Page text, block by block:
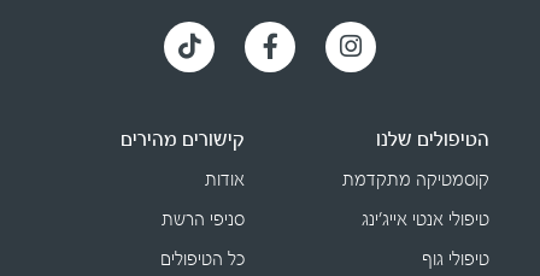
הטיפולים שלנו
קוסמטיקה מתקדמת
טיפולי אנטי אייג׳ינג
טיפולי גוף
קישורים מהירים
אודות
סניפי הרשת
כל הטיפולים